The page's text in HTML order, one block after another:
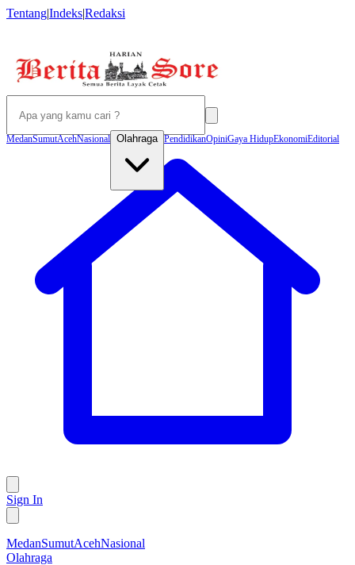
Tentang|Indeks|Redaksi
MedanSumutAcehNasional Olahraga PendidikanOpiniGaya HidupEkonomiEditorial
Sign In
MedanSumutAcehNasional
Olahraga